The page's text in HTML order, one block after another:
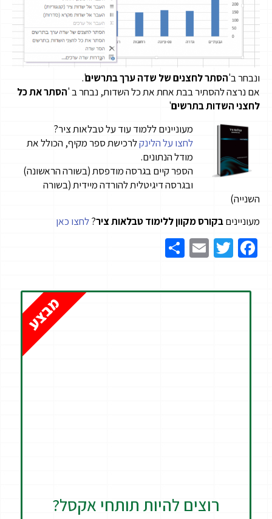
ונבחר ב'הסתר לחצנים של שדה ערך בתרשים'.
אם נרצה להסתיר בבת אחת את כל השדות, נבחר ב 'הסתר את כל
לחצני השדות בתרשים'
מעוניינים ללמוד עוד על טבלאות ציר?
לחצו על הלינקלרכישת ספר מקיף, הכולל את
מודל הנתונים.
הספר קיים בגרסה מודפסת (בשורה הראשונה)
ובגרסה דיגיטלית להורדה מיידית (בשורה
השנייה)
מעונייניםבקורס מקוון ללימוד טבלאות ציר?לחצו כאן
Facebook
Twitter
Email
Share
רוצים להיות תותחי אקסל?
מבצע